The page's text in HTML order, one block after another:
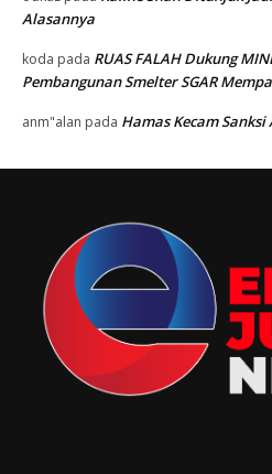
Alasannya
koda pada RUAS FALAH Dukung
Pembangunan Smelter SGAR
anm"alan pada Hamas Kecam